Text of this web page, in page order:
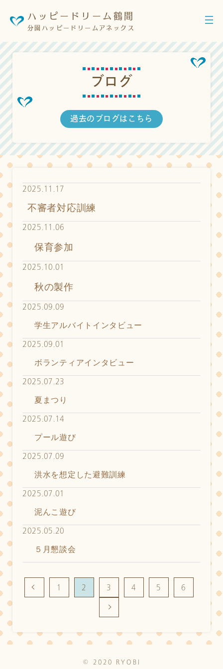
ハッピードリーム鶴間
分園ハッピードリームアネックス
ブロ グ
過去のブログはこちら
2025.11.17
不審者対応訓練
2025.11.06
保育参加
2025.10.01
秋の製作
2025.09.09
学生アルバイトインタビュー
2025.09.01
ボランティアインタビュー
2025.07.23
夏まつり
2025.07.14
プール遊び
2025.07.09
洪水を想定した避難訓練
2025.07.01
泥んこ遊び
2025.05.20
５月懇談会
1 2 3 4 5 6
© 2020 RYOBI